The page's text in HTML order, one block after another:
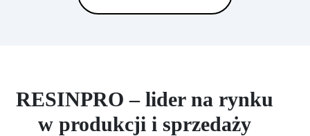
RESINPRO – lider na rynku
w produkcji i sprzedaży